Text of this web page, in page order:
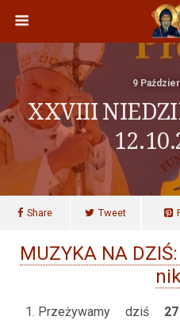
9
XXVIII
Share Tweet
MUZYKA NA
Przeżywamy dziś